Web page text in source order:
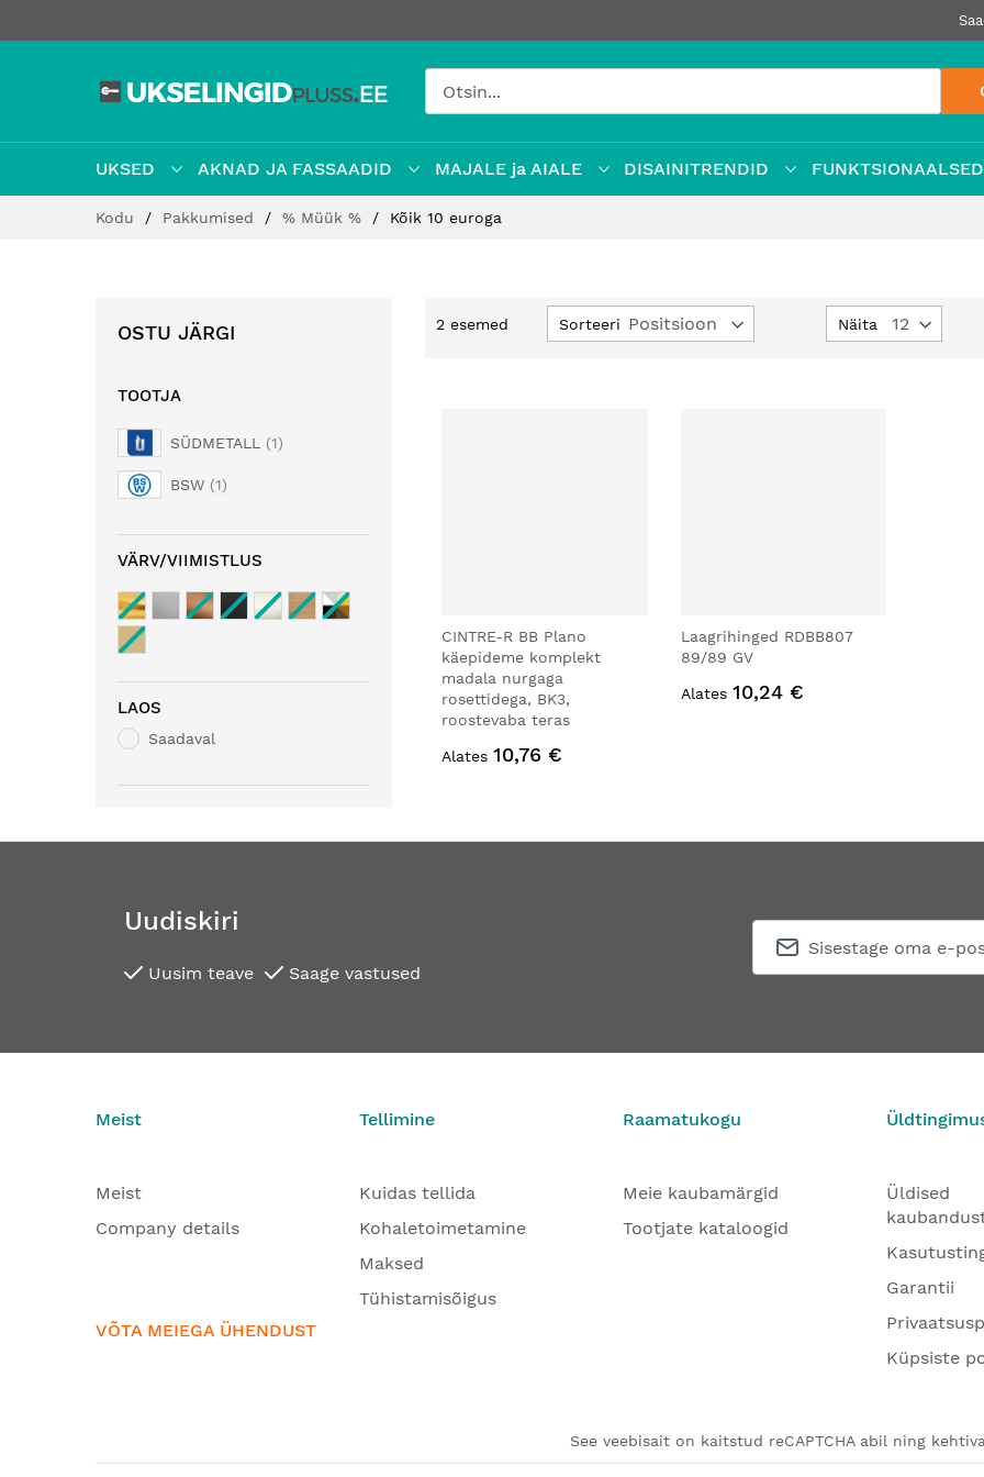
UKSED AKNAD JA FASSAADID MAJALE ja AIALE DISAINITRENDID
Kodu Pakkumised % Müük % Kõik 10 euroga
2 esemed Sorteeri Näita
CINTRE-R BB Plano
käepideme komplekt
madala nurgaga
rosettidega, BK3,
roostevaba teras
Alates 10,76 €
Laagrihinged RDBB807
89/89 GV
Alates 10,24 €
OSTU JÄRGI
TOOTJA
SÜDMETALL 1
BSW 1
VÄRV/VIIMISTLUS
LAOS
Saadaval
Uudiskiri
Uusim teave Saage vastused
Meist
Meist
Company details
VÕTA MEIEGA ÜHENDUST
Tellimine
Kuidas tellida
Kohaletoimetamine
Maksed
Tühistamisõigus
Raamatukogu
Meie kaubamärgid
Tootjate kataloogid
Üldised
Garantii
Küpsiste
See veebisait on kaitstud reCAPTCHA abil ning